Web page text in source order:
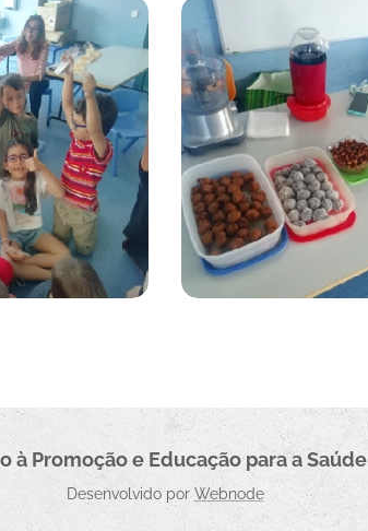
à Promoção e Educação para a Saúde
Desenvolvido por Webnode